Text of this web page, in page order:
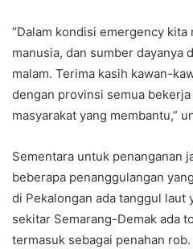
“Dalam kondisi emergency
manusia, dan sumber dayanya
malam. Terima kasih kawan-
dengan provinsi semua
masyarakat yang membantu,”
Sementara untuk penanganan
beberapa penanggulangan
di Pekalongan ada tanggul laut
sekitar Semarang-Demak ada
termasuk sebagai penahan rob.